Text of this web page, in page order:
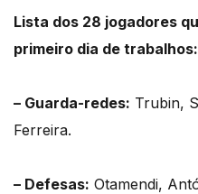
Lista dos 28 jogadores
primeiro dia de trabalhos:
– Guarda-redes: Trubin,
Ferreira.
– Defesas: Otamendi,